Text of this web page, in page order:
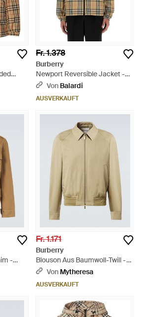
Fr. 1.378
Burberry
Newport Reversible Jacket -
Natur
Von Balardi
AUSVERKAUFT
-
Fr. 1.171
Burberry
Blouson Aus Baumwoll-Twill -
Natur
Von Mytheresa
AUSVERKAUFT